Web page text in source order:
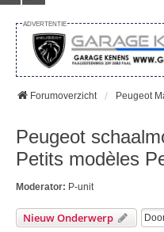
ADVERTENTIE
Forumoverzicht
Peugeot
Petits modèles
Moderator: P-unit
Nieuw Onderwerp